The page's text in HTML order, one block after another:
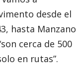
desde el
hasta Manzano
cerca de 500
en rutas”.